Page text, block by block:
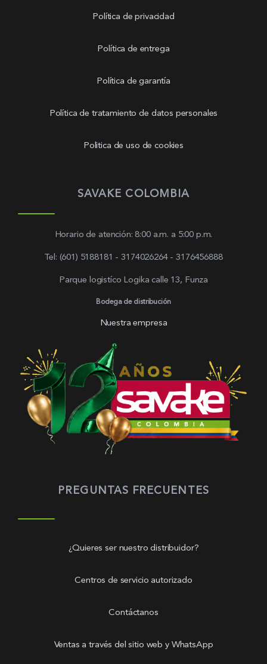
Política de privacidad
Política de entrega
Política de garantía
Política de tratamiento de datos personales
Politica de uso de cookies
SAVAKE COLOMBIA
Horario de atención: 8:00 a.m. a 5:00 p.m.
Tel: (601) 5188181 - 3174026264 - 3176456888
Parque logistíco Logika calle 13, Funza
Bodega de distribución
Nuestra empresa
PREGUNTAS FRECUENTES
¿Quieres ser nuestro distribuidor?
Centros de servicio autorizado
Contáctanos
Ventas a través del sitio web y WhatsApp